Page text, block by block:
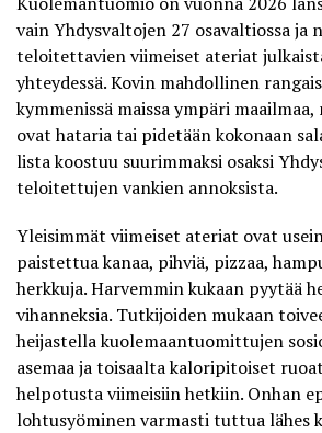
vain Yhdysvaltojen 27 osavaltiossa ja
teloitettavien viimeiset ateriat
yhteydessä. Kovin mahdollinen
kymmenissä maissa ympäri
ovat hataria tai pidetään kokonaan
lista koostuu suurimmaksi osaksi
teloitettujen vankien annoksista.
Yleisimmät viimeiset ateriat ovat
paistettua kanaa, pihviä, pizzaa,
herkkuja. Harvemmin kukaan pyytää
vihanneksia. Tutkijoiden mukaan
heijastella kuolemaantuomittujen
asemaa ja toisaalta kaloripitoiset
helpotusta viimeisiin hetkiin. Onhan
lohtusyöminen varmasti tuttua lähes